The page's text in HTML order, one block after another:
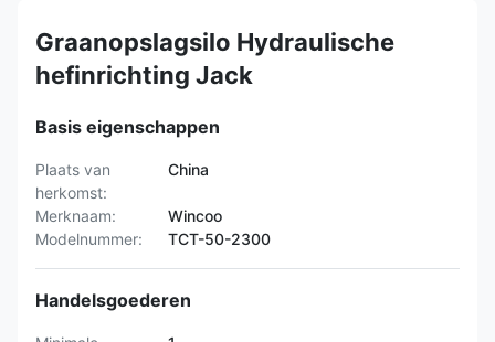
Graanopslagsilo Hydraulische
hefinrichting Jack
Basis eigenschappen
Plaats van
herkomst:
China
Merknaam:
Wincoo
Modelnummer:
TCT-50-2300
Handelsgoederen